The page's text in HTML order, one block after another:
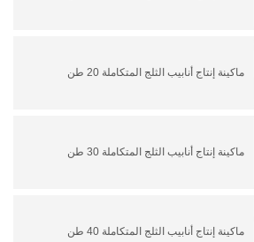
ماكينة إنتاج أنابيب الثلج المتكاملة 20 طن
ماكينة إنتاج أنابيب الثلج المتكاملة 30 طن
ماكينة إنتاج أنابيب الثلج المتكاملة 40 طن